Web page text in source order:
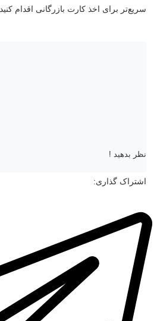
سریع‌تر برای اخذ کارت بازرگانی اقدام کنید.
نظر بدهید !
اشتراک گذاری: